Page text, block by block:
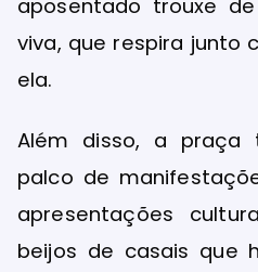
aposentado trouxe
viva, que respira junto
ela.
Além disso, a praça
palco de
apresentações
beijos de casais que